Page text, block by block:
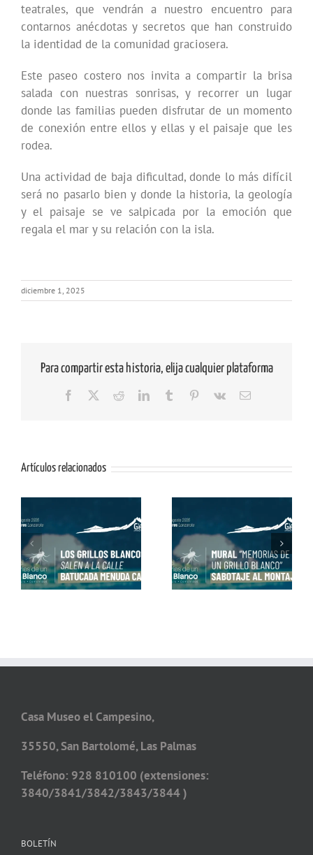
teatrales, que vendrán a nuestro encuentro para
contarnos anécdotas y secretos que han construido
la identidad de la comunidad graciosera.
Este paseo costero nos invita a compartir la brisa
salada con nuestras sonrisas, y recorrer un lugar
donde las familias pueden disfrutar de un momento
de conexión entre ellos y ellas y el paisaje que les
rodea.
Una actividad de baja dificultad, donde lo más difícil
será no pasarlo bien y donde la historia, la geología
y el paisaje se ve salpicada por la emoción que
regala el mar y su relación con la isla.
diciembre 1, 2025
Para compartir esta historia, elija cualquier plataforma
Facebook RedditLinkedInTumblr Pinterest
Vk
Correo
Artículos relacionados
Mural «Memorias de
un Grillo Blanco» con
Matías Mata
Conviértete en Grillo
Blanco con Alex Dorta
Casa Museo el Campesino,
35550, San Bartolomé, Las Palmas
Teléfono: 928 810100 (extensiones:
3840/3841/3842/3843/3844 )
BOLETÍN